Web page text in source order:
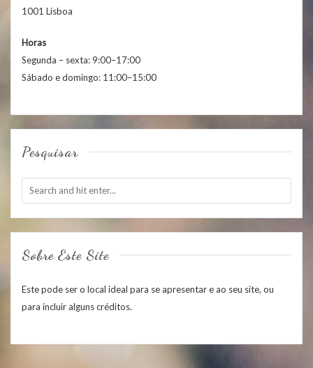
1001 Lisboa
Horas
Segunda – sexta: 9:00–17:00
Sábado e domingo: 11:00–15:00
Pesquisar
Sobre Este Site
Este pode ser o local ideal para se apresentar e ao seu site, ou
para incluir alguns créditos.